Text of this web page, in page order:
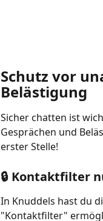
Schutz vor
Belästigung
Sicher chatten ist
Gesprächen und
erster Stelle!
🔒 Kontaktfilter
In Knuddels hast du
"Kontaktfilter"